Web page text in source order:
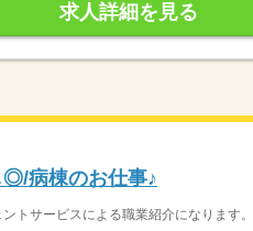
求人詳細を見る
◎/病棟のお仕事♪
トサービスによる職業紹介になります